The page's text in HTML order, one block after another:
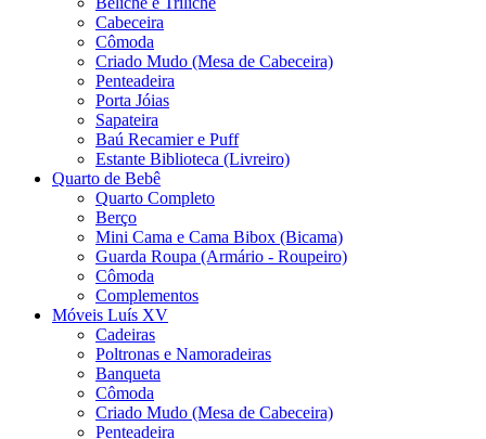
Cabeceira
Cômoda
Criado Mudo (Mesa de Cabeceira)
Penteadeira
Porta Jóias
Sapateira
Baú Recamier e Puff
Estante Biblioteca (Livreiro)
Quarto de Bebê
Quarto Completo
Berço
Mini Cama e Cama Bibox (Bicama)
Guarda Roupa (Armário - Roupeiro)
Cômoda
Complementos
Móveis Luís XV
Cadeiras
Poltronas e Namoradeiras
Banqueta
Cômoda
Criado Mudo (Mesa de Cabeceira)
Penteadeira